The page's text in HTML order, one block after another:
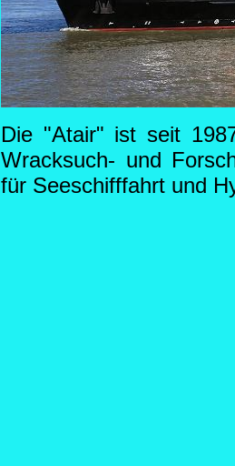
Die "Atair" ist seit
Wracksuch- und
für Seeschifffahrt und